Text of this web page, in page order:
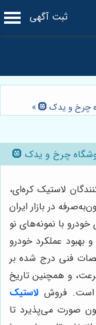
ثبت آگهی
چرخ و یدک 🛞
»
چرخ و یدک 🛞
لاستیک کره‌ای،
در بازار ایران
با نمونه‌های نو
بهبود عملکرد خودرو
فنی درج شده بر
و همچنین تاریخ
است. فروش لاستیک
صورت می‌پذیرد تا